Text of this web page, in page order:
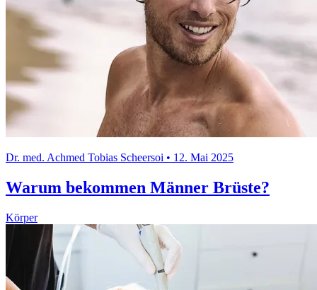
Dr. med. Achmed Tobias Scheersoi • 12. Mai 2025
Warum bekommen Männer Brüste?
Körper